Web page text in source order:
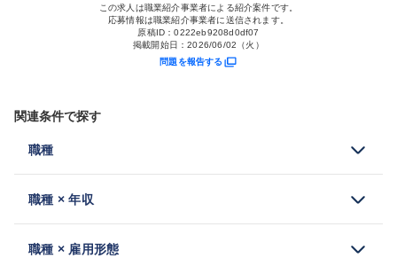
この求人は職業紹介事業者による紹介案件です。
応募情報は職業紹介事業者に送信されます。
原稿ID：0222eb9208d0df07
掲載開始日：2026/06/02（火）
問題を報告する
関連条件で探す
職種
職種 × 年収
職種 × 雇用形態